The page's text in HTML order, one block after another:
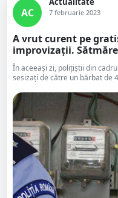
AC 7 februarie 2023
A vrut curent pe
improvizații.
În aceeași zi, polițiștii din
sesizați de către un bărbat de